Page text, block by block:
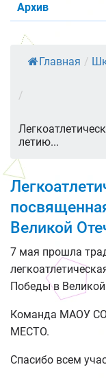
Архив
Главная /
/
летию...
Великой
7 мая прошла
Победы в Великой
Команда МАОУ
МЕСТО.
Спасибо всем